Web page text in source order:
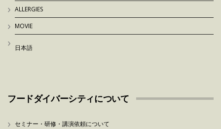
ALLERGIES
MOVIE
日本語
フードダイバーシティについて
セミナー・研修・講演依頼について